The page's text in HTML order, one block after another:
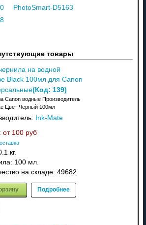
PhotoSmart-D5163
товары
на водной
Black 100мл для Canon
(Код: 139)
Canon водные Производитель
Цвет Черный 100мл
Ink-Mate
от 100 руб
кг.
100 мл.
на складе: 49682
Подробнее